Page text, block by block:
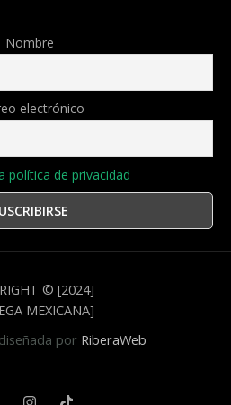
Nombre
electrónico
política de privacidad
© [2024]
MEXICANA]
por RiberaWeb